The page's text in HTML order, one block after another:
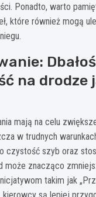
Ponadto, warto
które również mogą
na drodze
mają na celu
w trudnych
o czystość szyb oraz
może znacząco
takim jak